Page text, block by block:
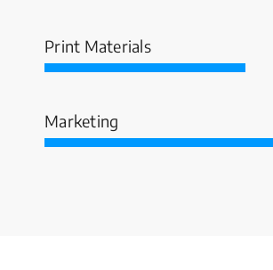
Print Materials
Marketing